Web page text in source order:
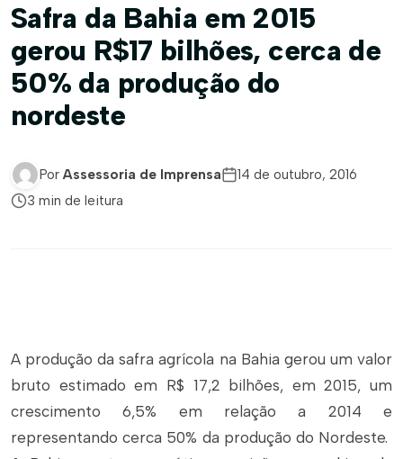
Safra da Bahia em 2015
gerou R$17 bilhões, cerca de
50% da produção do
nordeste
Por Assessoria de Imprensa
14 de outubro, 2016
3 min de leitura
A produção da safra agrícola na Bahia gerou um valor
bruto estimado em R$ 17,2 bilhões, em 2015, um
crescimento 6,5% em relação a 2014 e
representando cerca 50% da produção do Nordeste.